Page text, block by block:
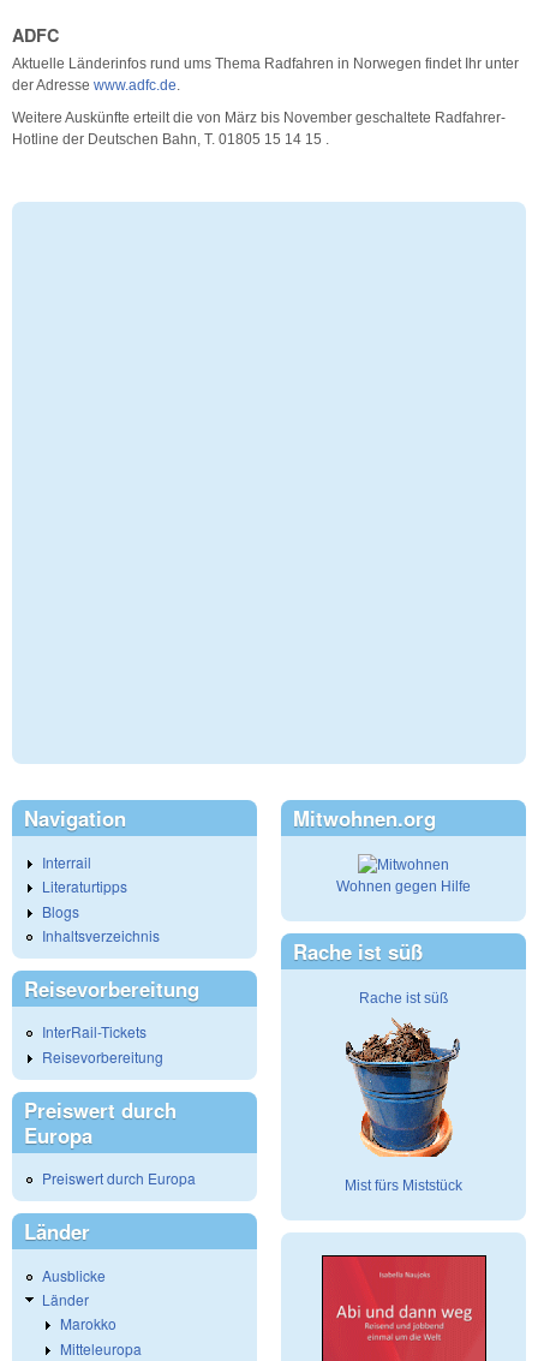
ADFC
Aktuelle Länderinfos rund ums Thema Radfahren in Norwegen findet Ihr unter
der Adresse www.adfc.de.
Weitere Auskünfte erteilt die von März bis November geschaltete Radfahrer-
Hotline der Deutschen Bahn, T. 01805 15 14 15 .
Navigation
Interrail
Literaturtipps
Blogs
Inhaltsverzeichnis
Reisevorbereitung
InterRail-Tickets
Reisevorbereitung
Preiswert durch
Europa
Preiswert durch Europa
Länder
Ausblicke
Länder
Marokko
Mitteleuropa
Mitwohnen.org
Wohnen gegen Hilfe
Rache ist süß
Rache ist süß
Mist fürs Miststück